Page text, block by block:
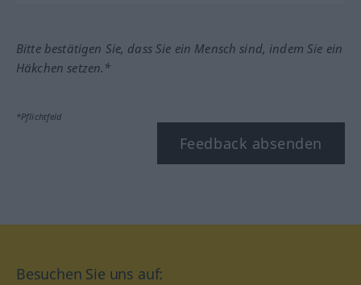
Bitte bestätigen Sie, dass Sie ein Mensch sind, indem Sie ein
Häkchen setzen.*
*Pflichtfeld
Feedback absenden
Besuchen Sie uns auf: